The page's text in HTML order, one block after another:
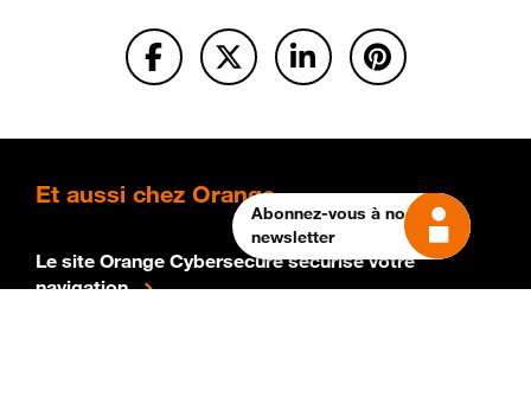
Et aussi chez Orange
Le site Orange Cybersecure sécurise votre
navigation
Abonnez-vous à notre
newsletter